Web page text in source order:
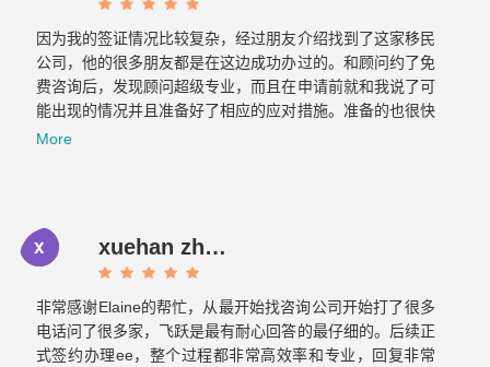
因为我的签证情况比较复杂，经过朋友介绍找到了这家移民
公司，他的很多朋友都是在这边成功办过的。和顾问约了免
费咨询后，发现顾问超级专业，而且在申请前就和我说了可
能出现的情况并且准备好了相应的应对措施。准备的也很快
文件不到一周就交上去了。没想到不到一个月，签证就顺利
More
xuehan zhou
非常感谢Elaine的帮忙，从最开始找咨询公司开始打了很多
电话问了很多家，飞跃是最有耐心回答的最仔细的。后续正
式签约办理ee，整个过程都非常高效率和专业，回复非常